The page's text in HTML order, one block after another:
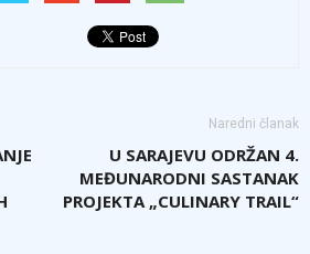
Naredni članak
U SARAJEVU ODRŽAN 4.
MEĐUNARODNI SASTANAK
PROJEKTA „CULINARY TRAIL“